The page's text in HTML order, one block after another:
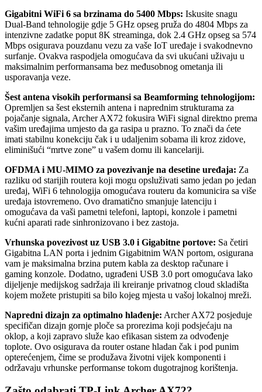
Gigabitni WiFi 6 sa brzinama do 5400 Mbps: Iskusite snagu
Dual-Band tehnologije gdje 5 GHz opseg pruža do 4804 Mbps za
intenzivne zadatke poput 8K streaminga, dok 2.4 GHz opseg sa 574
Mbps osigurava pouzdanu vezu za vaše IoT uređaje i svakodnevno
surfanje. Ovakva raspodjela omogućava da svi ukućani uživaju u
maksimalnim performansama bez međusobnog ometanja ili
usporavanja veze.
Šest antena visokih performansi sa Beamforming tehnologijom:
Opremljen sa šest eksternih antena i naprednim strukturama za
pojačanje signala, Archer AX72 fokusira WiFi signal direktno prema
vašim uređajima umjesto da ga rasipa u prazno. To znači da ćete
imati stabilnu konekciju čak i u udaljenim sobama ili kroz zidove,
eliminišući “mrtve zone” u vašem domu ili kancelariji.
OFDMA i MU-MIMO za povezivanje na desetine uređaja: Za
razliku od starijih routera koji mogu opsluživati samo jedan po jedan
uređaj, WiFi 6 tehnologija omogućava routeru da komunicira sa više
uređaja istovremeno. Ovo dramatično smanjuje latenciju i
omogućava da vaši pametni telefoni, laptopi, konzole i pametni
kućni aparati rade sinhronizovano i bez zastoja.
Vrhunska povezivost uz USB 3.0 i Gigabitne portove: Sa četiri
Gigabitna LAN porta i jednim Gigabitnim WAN portom, osigurana
vam je maksimalna brzina putem kabla za desktop računare i
gaming konzole. Dodatno, ugrađeni USB 3.0 port omogućava lako
dijeljenje medijskog sadržaja ili kreiranje privatnog cloud skladišta
kojem možete pristupiti sa bilo kojeg mjesta u vašoj lokalnoj mreži.
Napredni dizajn za optimalno hlađenje: Archer AX72 posjeduje
specifičan dizajn gornje ploče sa prorezima koji podsjećaju na
oklop, a koji zapravo služe kao efikasan sistem za odvođenje
toplote. Ovo osigurava da router ostane hladan čak i pod punim
opterećenjem, čime se produžava životni vijek komponenti i
održavaju vrhunske performanse tokom dugotrajnog korištenja.